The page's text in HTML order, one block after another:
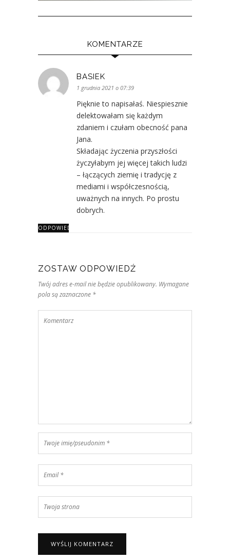
KOMENTARZE
BASIEK
1 grudnia 2021 o 07:39
Pięknie to napisałaś. Niespiesznie
delektowałam się każdym
zdaniem i czułam obecność pana
Jana.
Składając życzenia przyszłości
życzyłabym jej więcej takich ludzi
– łączących ziemię i tradycję z
mediami i współczesnością,
uważnych na innych. Po prostu
dobrych.
ODPOWIEDZ
ZOSTAW ODPOWIEDŹ
Twój adres e-mail nie będzie opublikowany. Wymagane
pola są zaznaczone *